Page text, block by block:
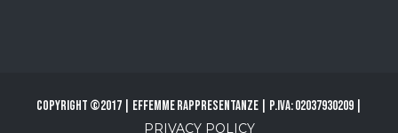
Copyright ©2017 | Effemme Rappresentanze | P.Iva: 02037930209 |
PRIVACY POLICY